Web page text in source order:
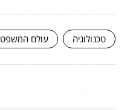
טכנולוגיה עולם המשפט